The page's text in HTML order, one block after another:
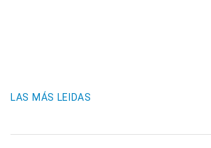
LAS MÁS LEIDAS